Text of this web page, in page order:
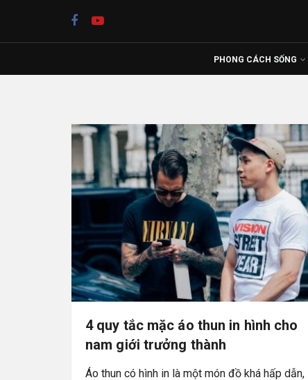
PHONG CÁCH SỐNG
4 quy tắc mặc áo thun in hình cho
nam giới trưởng thành
Áo thun có hình in là một món đồ khá hấp dẫn,